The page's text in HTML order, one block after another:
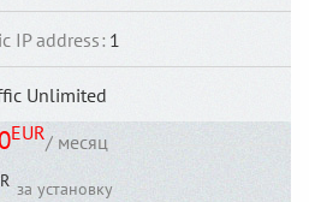
IP address: 1
Unlimited
EUR/ месяц
за установку